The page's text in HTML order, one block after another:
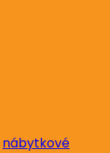
nábytkové